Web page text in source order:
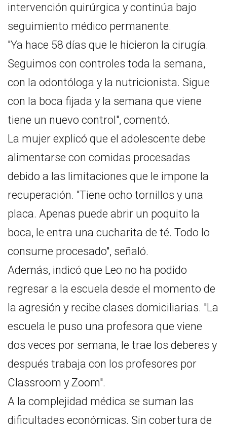
intervención quirúrgica y continúa bajo
seguimiento médico permanente.
"Ya hace 58 días que le hicieron la cirugía.
Seguimos con controles toda la semana,
con la odontóloga y la nutricionista. Sigue
con la boca fijada y la semana que viene
tiene un nuevo control", comentó.
La mujer explicó que el adolescente debe
alimentarse con comidas procesadas
debido a las limitaciones que le impone la
recuperación. "Tiene ocho tornillos y una
placa. Apenas puede abrir un poquito la
boca, le entra una cucharita de té. Todo lo
consume procesado", señaló.
Además, indicó que Leo no ha podido
regresar a la escuela desde el momento de
la agresión y recibe clases domiciliarias. "La
escuela le puso una profesora que viene
dos veces por semana, le trae los deberes y
después trabaja con los profesores por
Classroom y Zoom".
A la complejidad médica se suman las
dificultades económicas. Sin cobertura de